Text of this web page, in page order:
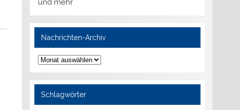
Nachrichten-Archiv
Nachrichten-
Archiv
Schlagwörter